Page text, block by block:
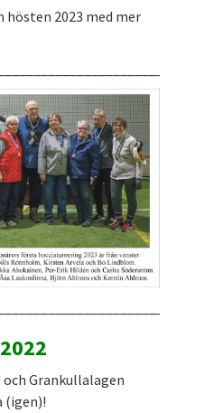
hösten 2023 med mer
Grankullalagen
(igen)!